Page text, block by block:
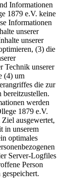
Informationen
1879 e.V. keine
Informationen
unserer
unserer
(3) die
Technik unserer
(4) um
die zur
werden
1879 e.V.
ausgewertet,
in unserem
optimales
Server-Logfiles
Person